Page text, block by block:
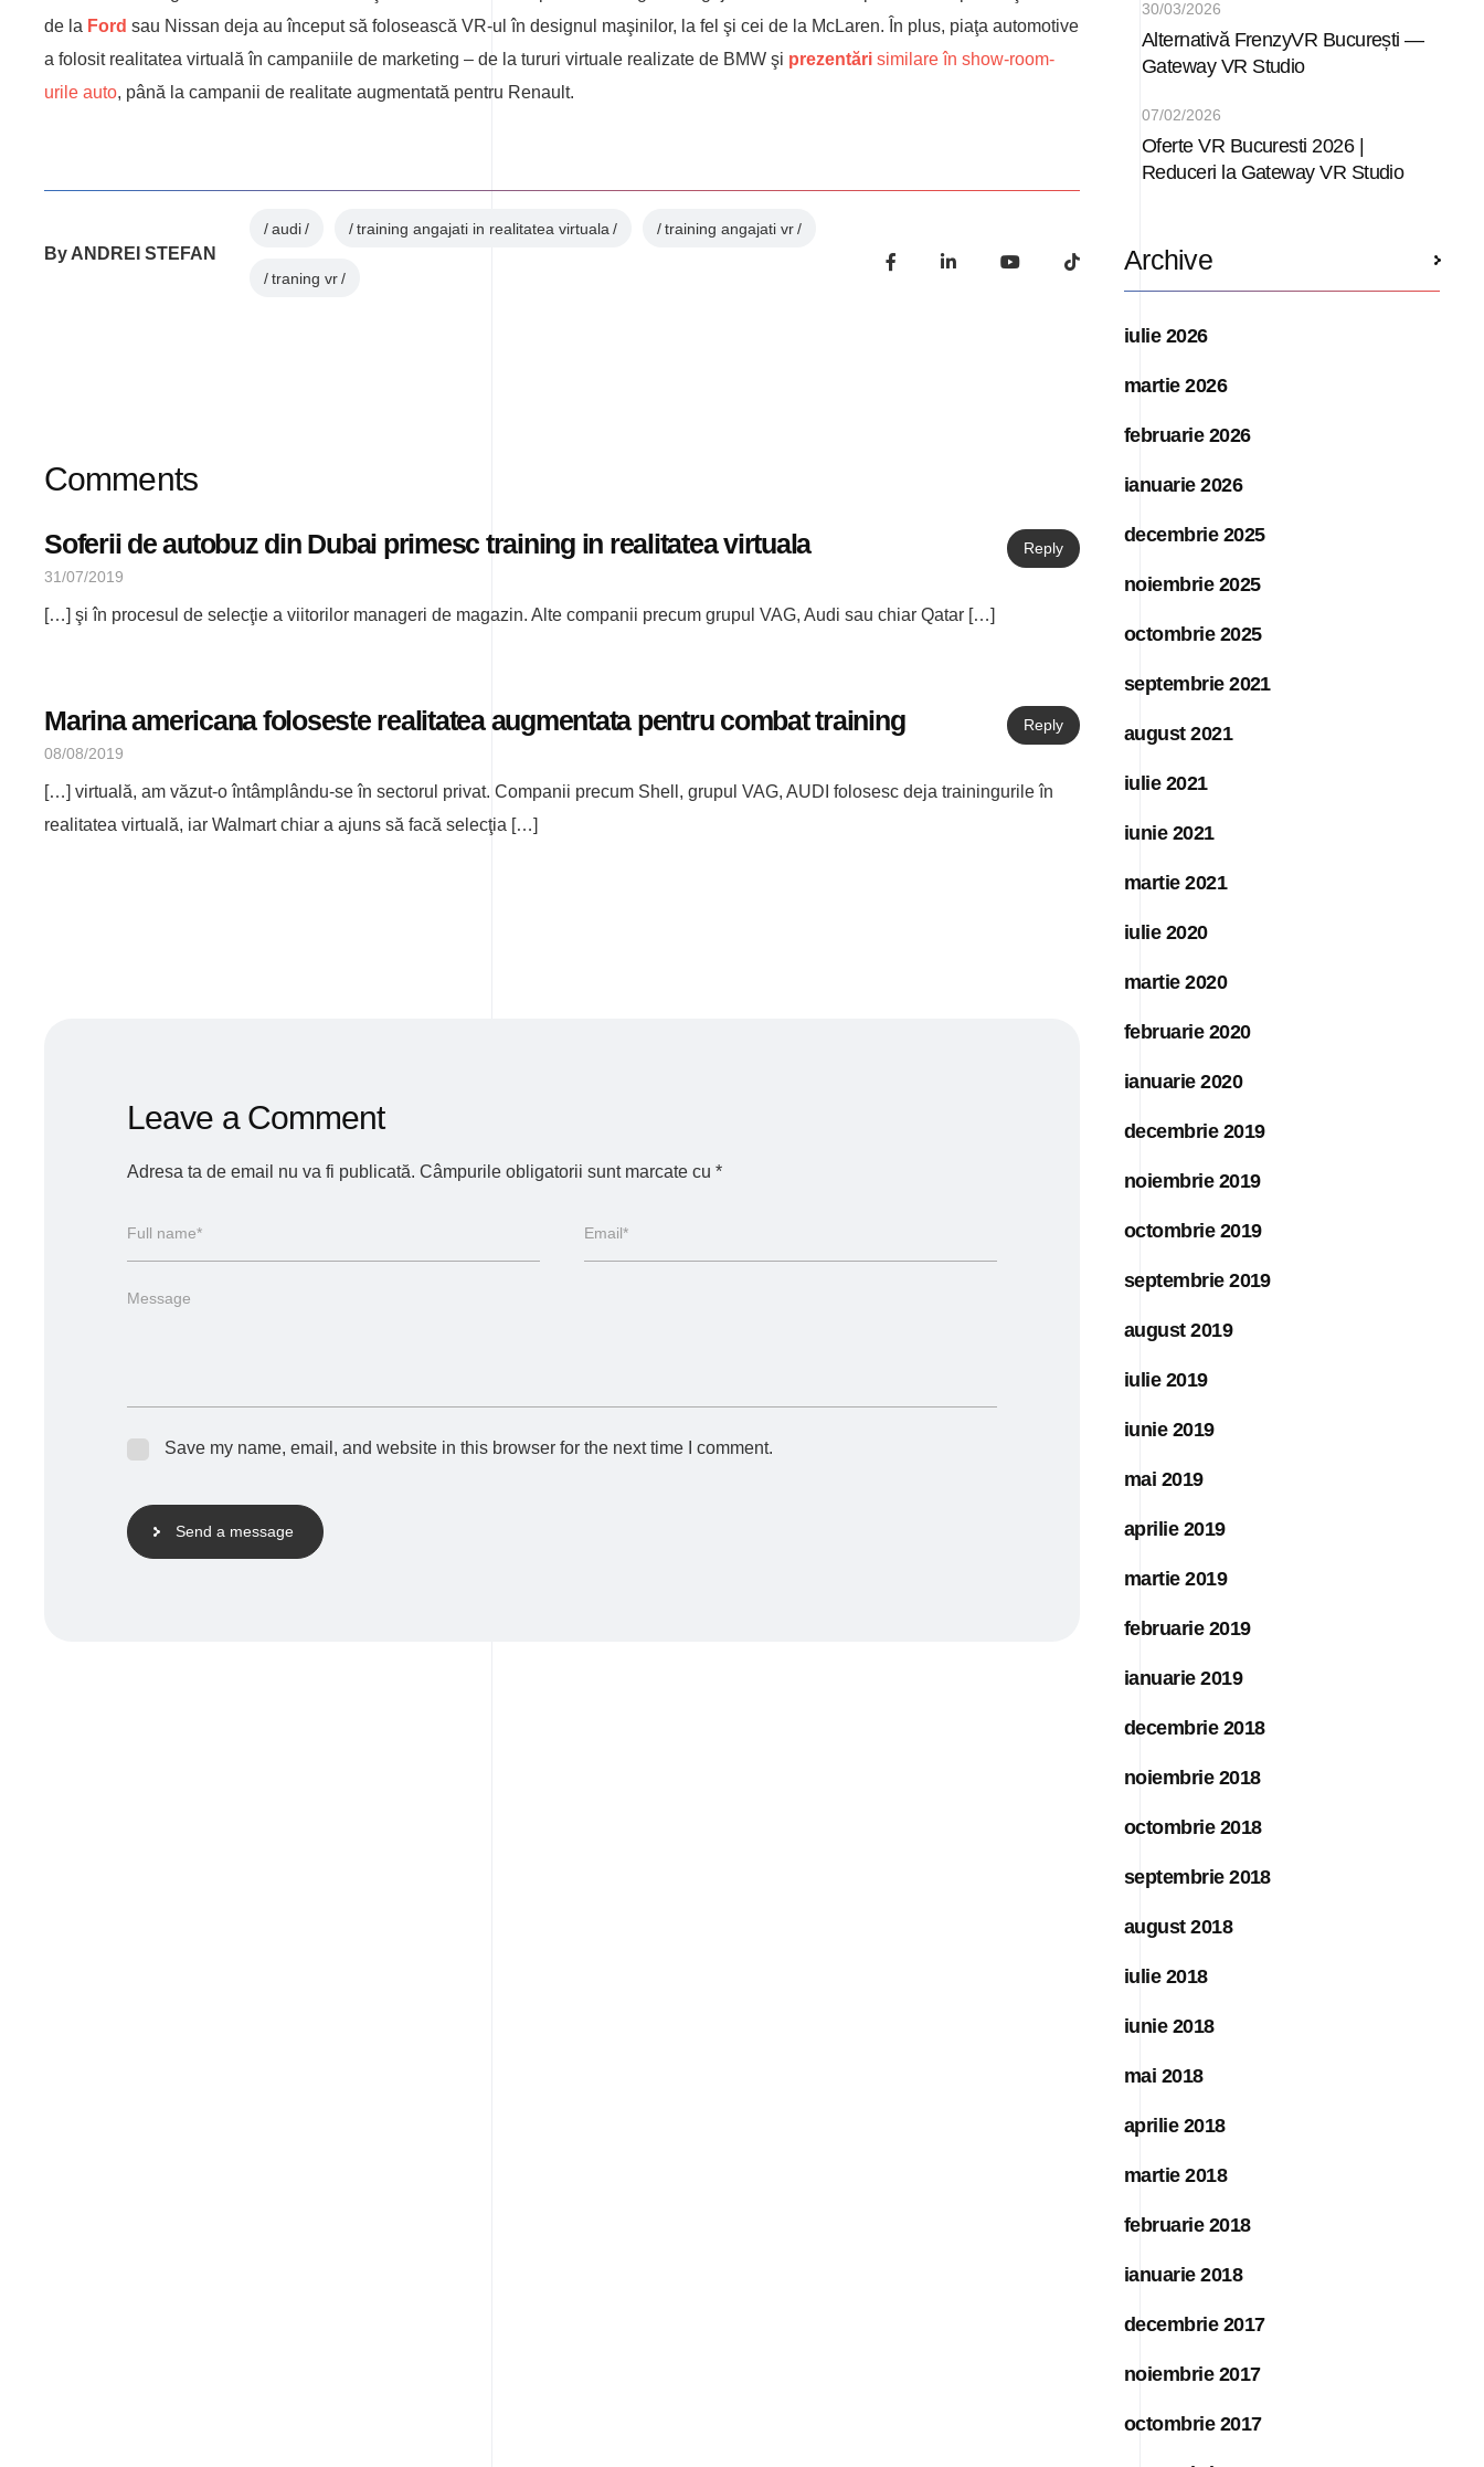
de la Ford sau Nissan deja au început să folosească VR-ul în designul maşinilor, la fel şi cei de la McLaren. În plus, piaţa automotive
a folosit realitatea virtuală în campaniile de marketing – de la tururi virtuale realizate de BMW şi prezentări similare în show-room-
urile auto, până la campanii de realitate augmentată pentru Renault.
By ANDREI STEFAN
audi training angajati in realitatea virtuala training angajati vr
traning vr
Comments
Soferii de autobuz din Dubai primesc training in realitatea virtuala
31/07/2019
Reply
[…] şi în procesul de selecţie a viitorilor manageri de magazin. Alte companii precum grupul VAG, Audi sau chiar Qatar […]
Marina americana foloseste realitatea augmentata pentru combat training
08/08/2019
Reply
[…] virtuală, am văzut-o întâmplându-se în sectorul privat. Companii precum Shell, grupul VAG, AUDI folosesc deja trainingurile în
realitatea virtuală, iar Walmart chiar a ajuns să facă selecţia […]
Leave a Comment
Adresa ta de email nu va fi publicată. Câmpurile obligatorii sunt marcate cu *
Save my name, email, and website in this browser for the next time I comment.
Send a message
Alternativă FrenzyVR București —
Gateway VR Studio
30/03/2026
Oferte VR Bucuresti 2026 |
Reduceri la Gateway VR Studio
07/02/2026
Archive
iulie 2026
martie 2026
februarie 2026
ianuarie 2026
decembrie 2025
noiembrie 2025
octombrie 2025
septembrie 2021
august 2021
iulie 2021
iunie 2021
martie 2021
iulie 2020
martie 2020
februarie 2020
ianuarie 2020
decembrie 2019
noiembrie 2019
octombrie 2019
septembrie 2019
august 2019
iulie 2019
iunie 2019
mai 2019
aprilie 2019
martie 2019
februarie 2019
ianuarie 2019
decembrie 2018
noiembrie 2018
octombrie 2018
septembrie 2018
august 2018
iulie 2018
iunie 2018
mai 2018
aprilie 2018
martie 2018
februarie 2018
ianuarie 2018
decembrie 2017
noiembrie 2017
octombrie 2017